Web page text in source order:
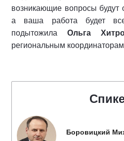
возникающие вопросы будут
а ваша работа будет
подытожила Ольга
региональным
Боровицкий